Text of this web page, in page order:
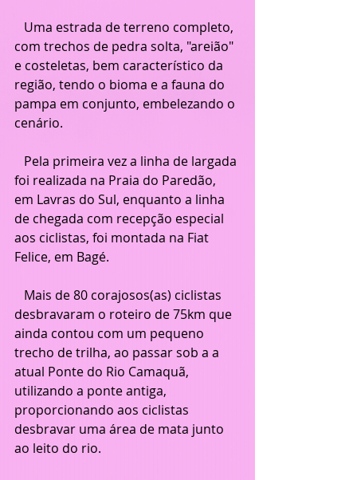
com trechos de pedra solta, "areião"
e costeletas, bem característico da
região, tendo o bioma e a fauna do
pampa em conjunto, embelezando o
cenário.
foi realizada na Praia do Paredão,
em Lavras do Sul, enquanto a linha
de chegada com recepção especial
aos ciclistas, foi montada na Fiat
Felice, em Bagé.
desbravaram o roteiro de 75km que
ainda contou com um pequeno
trecho de trilha, ao passar sob a a
atual Ponte do Rio Camaquã,
utilizando a ponte antiga,
proporcionando aos ciclistas
desbravar uma área de mata junto
ao leito do rio.